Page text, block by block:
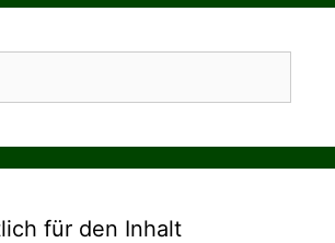
für den Inhalt